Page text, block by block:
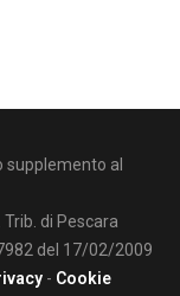
supplemento al
di Pescara
del 17/02/2009
- Cookie